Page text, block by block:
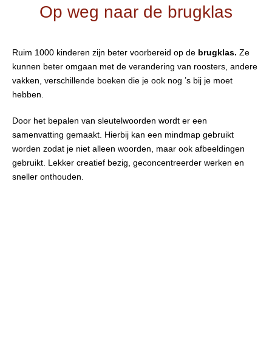
Op weg naar de brugklas
Ruim 1000 kinderen zijn beter voorbereid op de brugklas. Ze
kunnen beter omgaan met de verandering van roosters, andere
vakken, verschillende boeken die je ook nog ’s bij je moet
hebben.
Door het bepalen van sleutelwoorden wordt er een
samenvatting gemaakt. Hierbij kan een mindmap gebruikt
worden zodat je niet alleen woorden, maar ook afbeeldingen
gebruikt. Lekker creatief bezig, geconcentreerder werken en
sneller onthouden.